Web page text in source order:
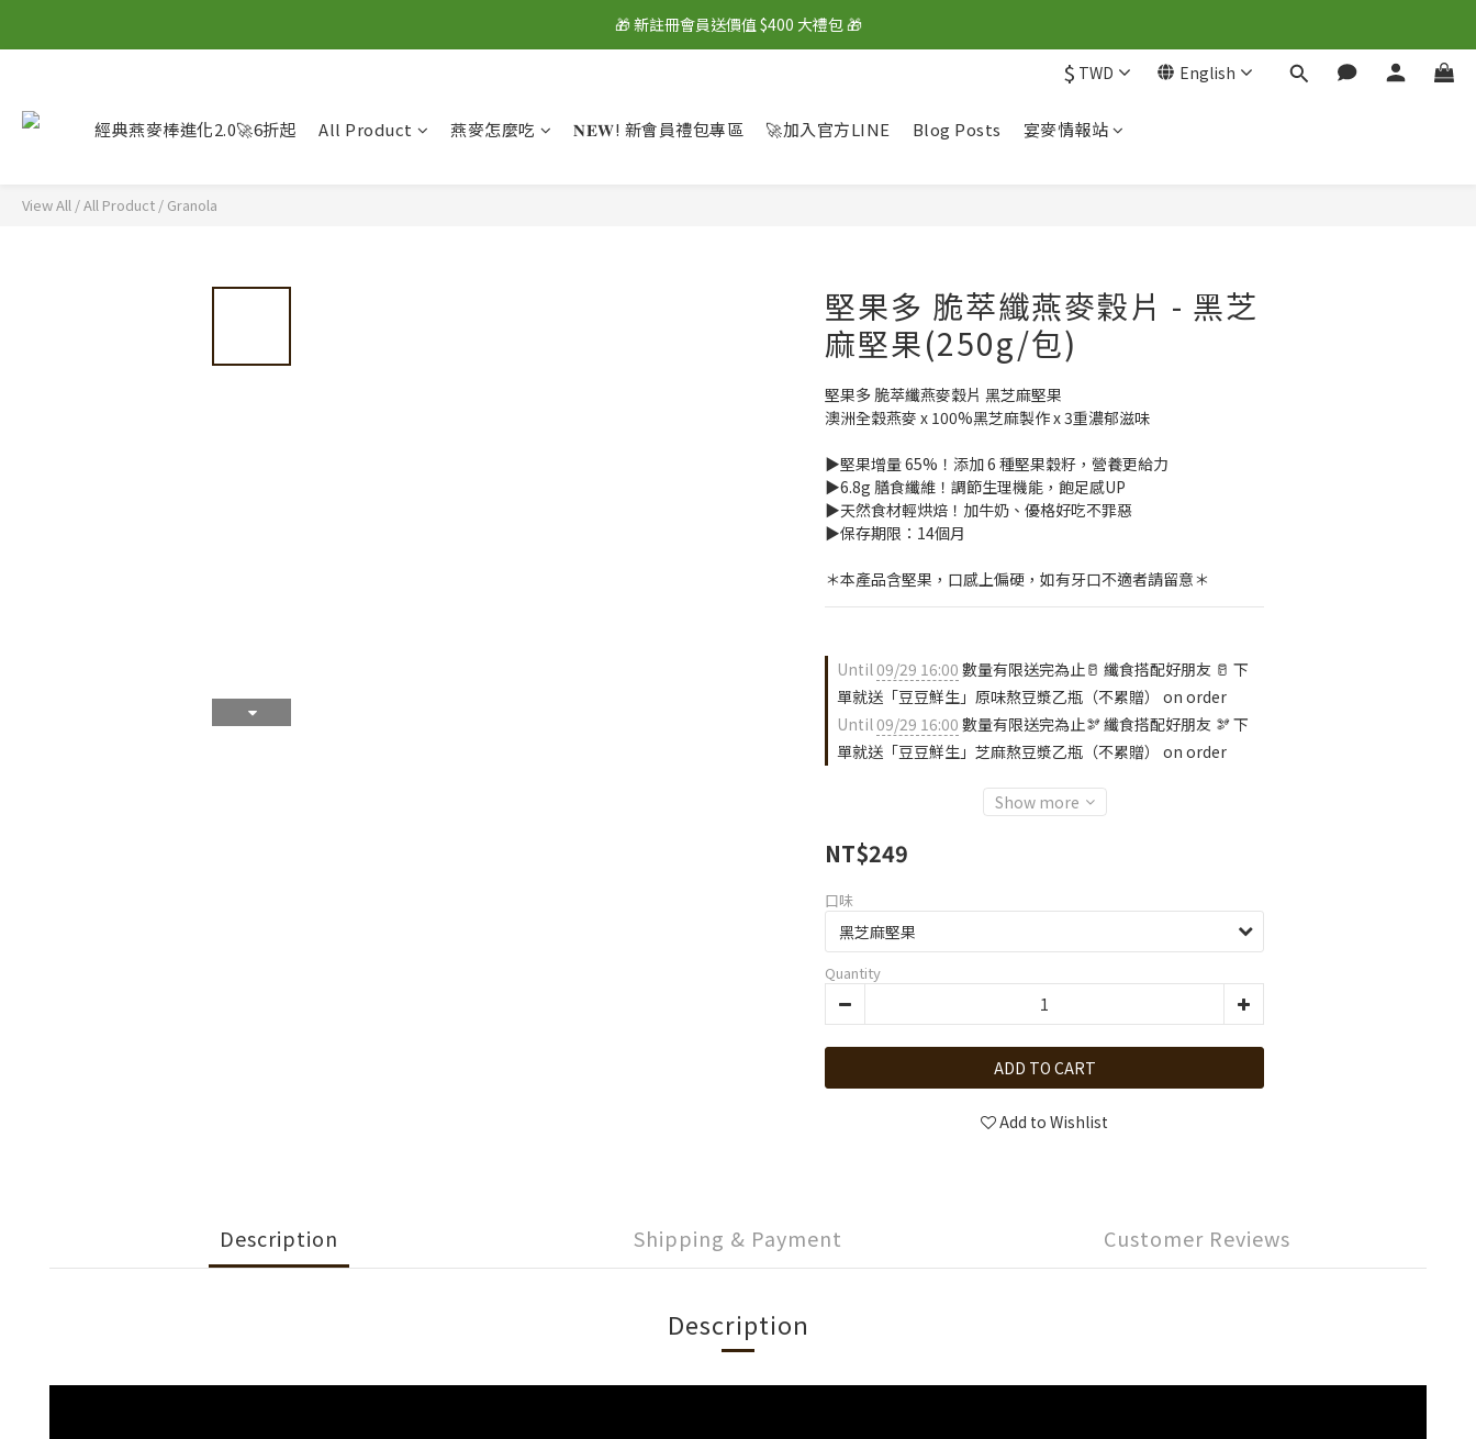
🎁 新註冊會員送價值 $400 大禮包 🎁
🎁 新註冊會員送價值 $400 大禮包 🎁
🎁 新註冊會員送價值 $400 大禮包 🎁
$ TWD English
經典燕麥棒進化2.0🚀6折起 All Product 燕麥怎麼吃 𝐍𝐄𝐖! 新會員禮包專區 🚀加入官方LINE Blog Posts 宴麥情報站
View All /All Product / Granola
堅果多 脆萃纖燕麥穀片 - 黑芝
麻堅果(250g/包)
堅果多 脆萃纖燕麥穀片 黑芝麻堅果
澳洲全穀燕麥 x 100%黑芝麻製作 x 3重濃郁滋味
▶堅果增量 65%！添加 6 種堅果穀籽，營養更給力
▶6.8g 膳食纖維！調節生理機能，飽足感UP
▶天然食材輕烘焙！加牛奶、優格好吃不罪惡
▶保存期限：14個月
＊本產品含堅果，口感上偏硬，如有牙口不適者請留意＊
Until09/29 16:00 數量有限送完為止🥛 纖食搭配好朋友 🥛 下
單就送「豆豆鮮生」原味熬豆漿乙瓶（不累贈） on order
Until09/29 16:00 數量有限送完為止🫘 纖食搭配好朋友 🫘 下
單就送「豆豆鮮生」芝麻熬豆漿乙瓶（不累贈） on order
Show more
NT$249
口味
Quantity
ADD TO CART
Add to Wishlist
Description Shipping & Payment Customer Reviews
Description